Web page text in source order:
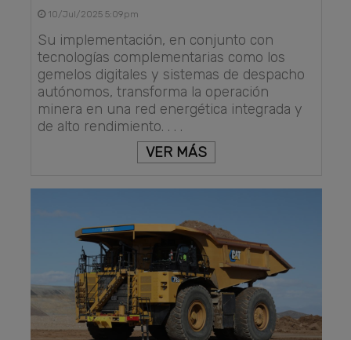
10/Jul/2025 5:09pm
Su implementación, en conjunto con
tecnologías complementarias como los
gemelos digitales y sistemas de despacho
autónomos, transforma la operación
minera en una red energética integrada y
de alto rendimiento. . . .
VER MÁS